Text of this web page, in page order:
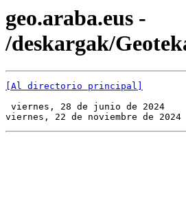
geo.araba.eus -
/deskargak/
[Al directorio principal]
viernes, 28 de junio de 2024
viernes, 22 de noviembre de